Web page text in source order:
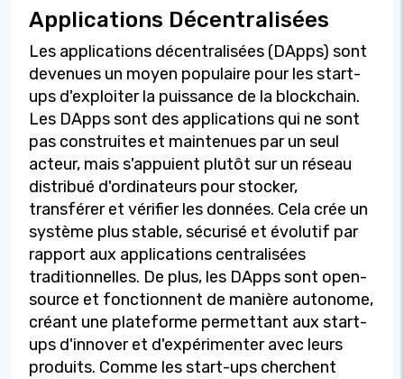
Applications Décentralisées
Les applications décentralisées (DApps) sont
devenues un moyen populaire pour les start-
ups d'exploiter la puissance de la blockchain.
Les DApps sont des applications qui ne sont
pas construites et maintenues par un seul
acteur, mais s'appuient plutôt sur un réseau
distribué d'ordinateurs pour stocker,
transférer et vérifier les données. Cela crée un
système plus stable, sécurisé et évolutif par
rapport aux applications centralisées
traditionnelles. De plus, les DApps sont open-
source et fonctionnent de manière autonome,
créant une plateforme permettant aux start-
ups d'innover et d'expérimenter avec leurs
produits. Comme les start-ups cherchent